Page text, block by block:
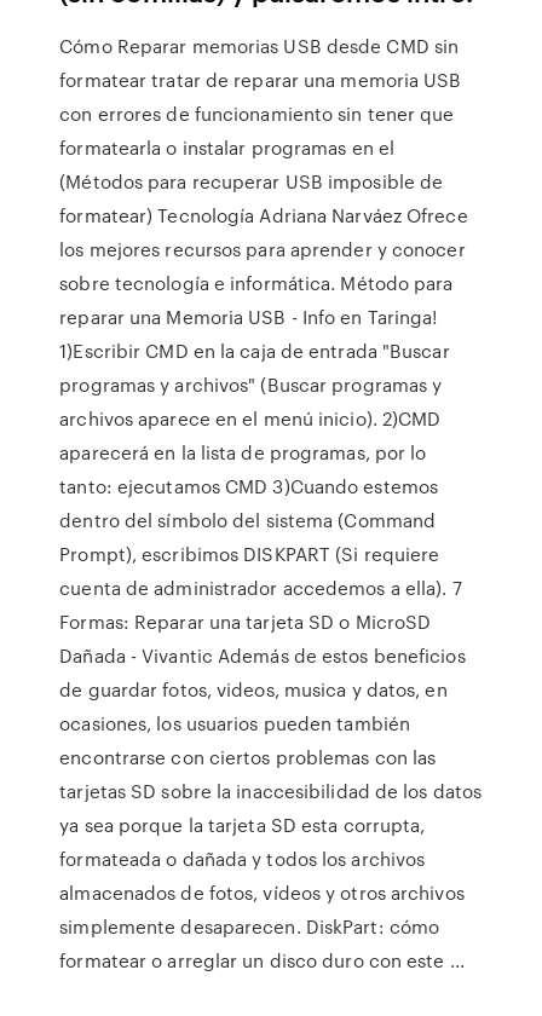
Cómo Reparar memorias USB desde CMD sin
formatear tratar de reparar una memoria USB
con errores de funcionamiento sin tener que
formatearla o instalar programas en el
(Métodos para recuperar USB imposible de
formatear) Tecnología Adriana Narváez Ofrece
los mejores recursos para aprender y conocer
sobre tecnología e informática. Método para
reparar una Memoria USB - Info en Taringa!
1)Escribir CMD en la caja de entrada "Buscar
programas y archivos" (Buscar programas y
archivos aparece en el menú inicio). 2)CMD
aparecerá en la lista de programas, por lo
tanto: ejecutamos CMD 3)Cuando estemos
dentro del símbolo del sistema (Command
Prompt), escribimos DISKPART (Si requiere
cuenta de administrador accedemos a ella). 7
Formas: Reparar una tarjeta SD o MicroSD
Dañada - Vivantic Además de estos beneficios
de guardar fotos, videos, musica y datos, en
ocasiones, los usuarios pueden también
encontrarse con ciertos problemas con las
tarjetas SD sobre la inaccesibilidad de los datos
ya sea porque la tarjeta SD esta corrupta,
formateada o dañada y todos los archivos
almacenados de fotos, vídeos y otros archivos
simplemente desaparecen. DiskPart: cómo
formatear o arreglar un disco duro con este ...